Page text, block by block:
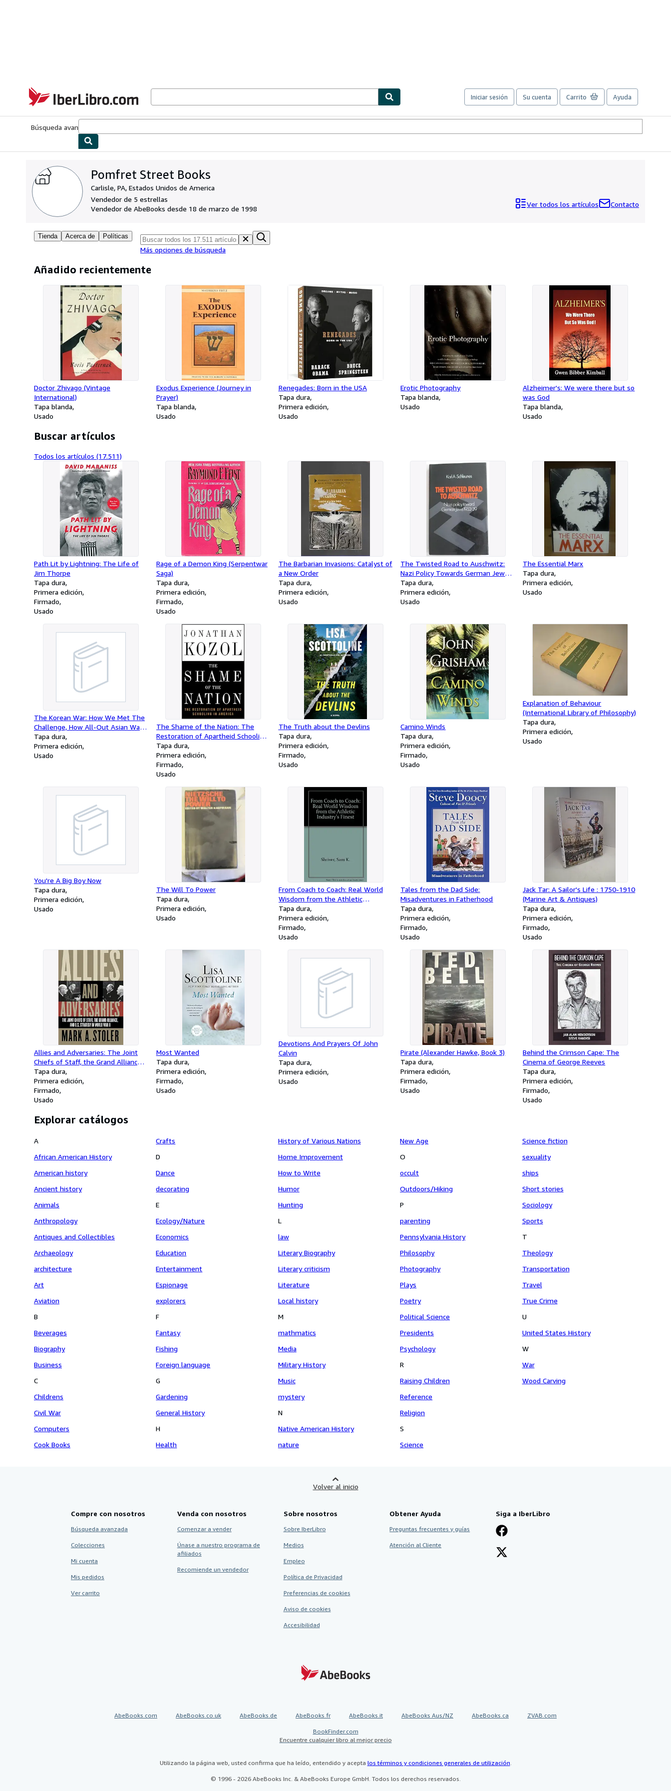
IberLibro.com
Iniciar sesión Su cuenta Carrito Ayuda
Búsqueda avanzada
Pomfret Street Books
Carlisle, PA, Estados Unidos de America
Vendedor de 5 estrellas
Vendedor de AbeBooks desde 18 de marzo de 1998
Ver todos los artículos Contacto
Tienda Acerca de Políticas
Más opciones de búsqueda
Añadido recientemente
Doctor Zhivago (Vintage
International)
Tapa blanda
Usado
Exodus Experience (Journey in
Prayer)
Tapa blanda
Usado
Renegades: Born in the USA
Tapa dura
Primera edición
Usado
Erotic Photography
Tapa blanda
Usado
Alzheimer's: We were there but so
was God
Tapa blanda
Usado
Buscar artículos
Todos los artículos (17.511)
Path Lit by Lightning: The Life of
Jim Thorpe
Tapa dura
Primera edición
Firmado
Usado
Rage of a Demon King (Serpentwar
Saga)
Tapa dura
Primera edición
Firmado
Usado
The Barbarian Invasions: Catalyst of
a New Order
Tapa dura
Primera edición
Usado
The Twisted Road to Auschwitz:
Nazi Policy Towards German Jews,
1933-39
Tapa dura
Primera edición
Usado
The Essential Marx
Tapa dura
Primera edición
Usado
The Korean War: How We Met The
Challenge, How All-Out Asian War
Was Averted, Why Macarthur Was
Dismissed, Why Today's War
Objectives Must Be Limited
Tapa dura
Primera edición
Usado
The Shame of the Nation: The
Restoration of Apartheid Schooling
in America
Tapa dura
Primera edición
Firmado
Usado
The Truth about the Devlins
Tapa dura
Primera edición
Firmado
Usado
Camino Winds
Tapa dura
Primera edición
Firmado
Usado
Explanation of Behaviour
(International Library of Philosophy)
Tapa dura
Primera edición
Usado
You're A Big Boy Now
Tapa dura
Primera edición
Usado
The Will To Power
Tapa dura
Primera edición
Usado
From Coach to Coach: Real World
Wisdom from the Athletic
Industry's Finest
Tapa dura
Primera edición
Firmado
Usado
Tales from the Dad Side:
Misadventures in Fatherhood
Tapa dura
Primera edición
Firmado
Usado
Jack Tar: A Sailor's Life : 1750-1910
(Marine Art & Antiques)
Tapa dura
Primera edición
Firmado
Usado
Allies and Adversaries: The Joint
Chiefs of Staff, the Grand Alliance,
and U.S. Strategy in World War II
Tapa dura
Primera edición
Firmado
Usado
Most Wanted
Tapa dura
Primera edición
Firmado
Usado
Devotions And Prayers Of John
Calvin
Tapa dura
Primera edición
Usado
Pirate (Alexander Hawke, Book 3)
Tapa dura
Primera edición
Firmado
Usado
Behind the Crimson Cape: The
Cinema of George Reeves
Tapa dura
Primera edición
Firmado
Usado
Explorar catálogos
A
African American History
American history
Ancient history
Animals
Anthropology
Antiques and Collectibles
Archaeology
architecture
Art
Aviation
B
Beverages
Biography
Business
C
Childrens
Civil War
Computers
Cook Books
Crafts
D
Dance
decorating
E
Ecology/Nature
Economics
Education
Entertainment
Espionage
explorers
F
Fantasy
Fishing
Foreign language
G
Gardening
General History
H
Health
History of Various Nations
Home Improvement
How to Write
Humor
Hunting
L
law
Literary Biography
Literary criticism
Literature
Local history
M
mathmatics
Media
Military History
Music
mystery
N
Native American History
nature
New Age
O
occult
Outdoors/Hiking
P
parenting
Pennsylvania History
Philosophy
Photography
Plays
Poetry
Political Science
Presidents
Psychology
R
Raising Children
Reference
Religion
S
Science
Science fiction
sexuality
ships
Short stories
Sociology
Sports
T
Theology
Transportation
Travel
True Crime
U
United States History
W
War
Wood Carving
Volver al inicio
Compre con nosotros
Búsqueda avanzada
Colecciones
Mi cuenta
Mis pedidos
Ver carrito
Venda con nosotros
Comenzar a vender
Únase a nuestro programa de
afiliados
Recomiende un vendedor
Sobre nosotros
Sobre IberLibro
Medios
Empleo
Política de Privacidad
Preferencias de cookies
Aviso de cookies
Accesibilidad
Obtener Ayuda
Preguntas frecuentes y guías
Atención al Cliente
Siga a IberLibro
AbeBooks.com AbeBooks.co.uk AbeBooks.de AbeBooks.fr AbeBooks.it AbeBooks Aus/NZ AbeBooks.ca ZVAB.com
BookFinder.com
Encuentre cualquier libro al mejor precio
Utilizando la página web, usted confirma que ha leído, entendido y acepta los términos y condiciones generales de utilización.
© 1996 - 2026 AbeBooks Inc. & AbeBooks Europe GmbH. Todos los derechos reservados.